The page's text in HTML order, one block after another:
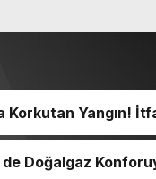
Korkutan Yangın!
Doğalgaz